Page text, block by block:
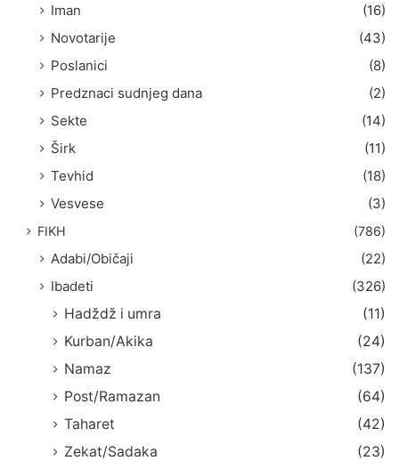
Iman
(16)
Novotarije
(43)
Poslanici
(8)
Predznaci sudnjeg dana
(2)
Sekte
(14)
Širk
(11)
Tevhid
(18)
Vesvese
(3)
FIKH (786)
Adabi/Običaji
(22)
Ibadeti
(326)
Hadždž i umra
(11)
Kurban/Akika
(24)
Namaz
(137)
Post/Ramazan
(64)
Taharet
(42)
Zekat/Sadaka
(23)